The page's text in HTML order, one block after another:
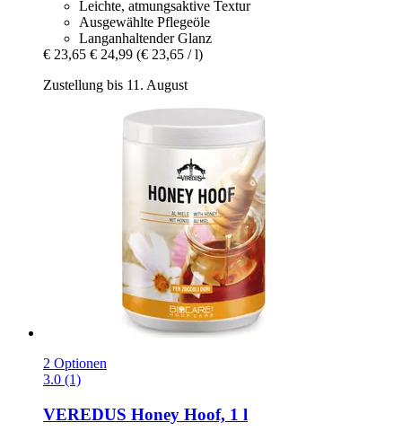
Leichte, atmungsaktive Textur
Ausgewählte Pflegeöle
Langanhaltender Glanz
€ 23,65 € 24,99 (€ 23,65 / l)
Zustellung bis 11. August
2 Optionen
3.0 (1)
VEREDUS Honey Hoof, 1 l